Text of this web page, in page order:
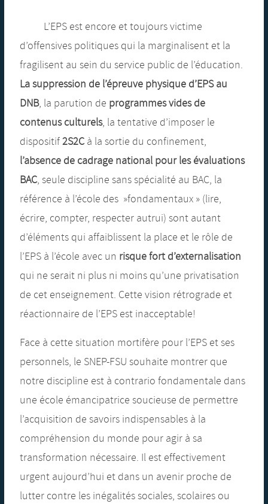
L’EPS est encore et toujours victime
d’offensives politiques qui la marginalisent et la
fragilisent au sein du service public de l’éducation.
Lasuppression de l’épreuve physique d’EPS au
DNB, la parution de programmes vides de
contenus culturels, la tentative d’imposer le
dispositif2S2Cà la sortie du confinement,
l’absence de cadrage national pour les évaluations
BAC, seule discipline sans spécialité au BAC, la
référence à l’école des »fondamentaux » (lire,
écrire, compter, respecter autrui) sont autant
d’éléments qui affaiblissent la place et le rôle de
l’EPS à l’école avec un risque fort d’externalisation
qui ne serait ni plus ni moins qu’une privatisation
de cet enseignement. Cette vision rétrograde et
réactionnaire de l’EPS est inacceptable!
Face à cette situation mortifère pour l’EPS et ses
personnels, le SNEP-FSU souhaite montrer que
notre discipline est à contrario fondamentale dans
une école émancipatrice soucieuse de permettre
l’acquisition de savoirs indispensables à la
compréhension du monde pour agir à sa
transformation nécessaire. Il est effectivement
urgent aujourd’hui et dans un avenir proche de
lutter contre les inégalités sociales, scolaires ou